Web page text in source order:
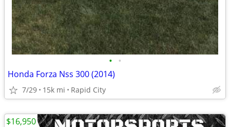
• •
Honda Forza Nss 300 (2014)
7/29 15k mi Rapid City
$16,950